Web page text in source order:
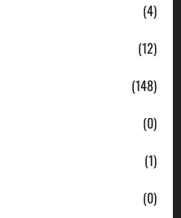
(4)
(12)
(148)
(0)
(1)
(0)